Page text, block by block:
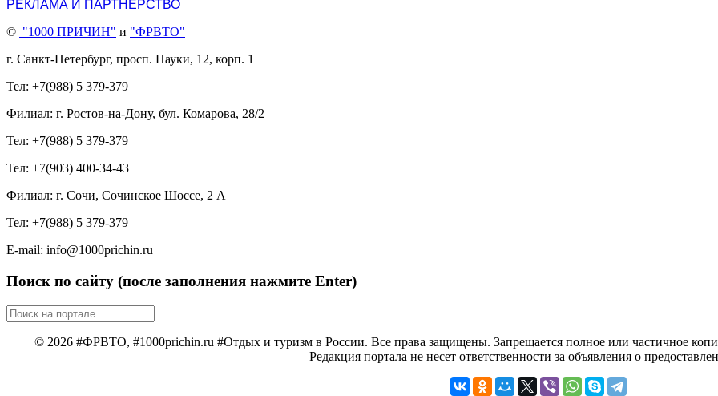
РЕКЛАМА И ПАРТНЕРСТВО
© "1000 ПРИЧИН" и "ФРВТО"
г. Санкт-Петербург, просп. Науки, 12, корп. 1
Тел: +7(988) 5 379-379
Филиал: г. Ростов-на-Дону, бул. Комарова, 28/2
Тел: +7(988) 5 379-379
Тел: +7(903) 400-34-43
Филиал: г. Сочи, Сочинское Шоссе, 2 А
Тел: +7(988) 5 379-379
E-mail: info@1000prichin.ru
Поиск по сайту (после заполнения нажмите Enter)
© 2026 #ФРВТО, #1000prichin.ru #Отдых и туризм в России. Все права защищены. Запрещается полное или частичное
Редакция портала не несет ответственности за объявления о